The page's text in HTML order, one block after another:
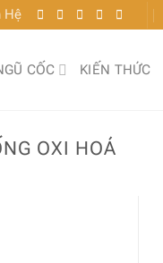
Hệ
CỐC KIẾN THỨC
OXI HOÁ